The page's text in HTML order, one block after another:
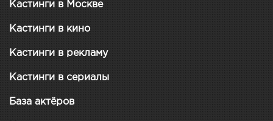
Кастинги в Москве
Кастинги в кино
Кастинги в рекламу
Кастинги в сериалы
База актёров